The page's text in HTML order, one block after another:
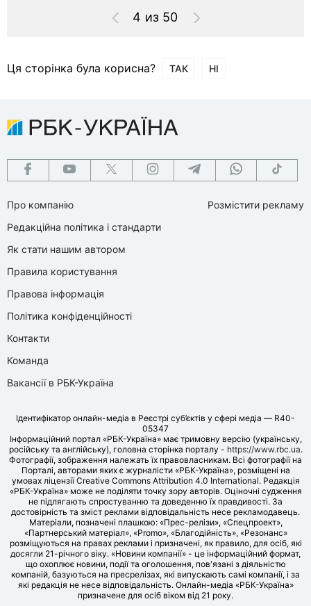
4 из 50
Ця сторінка була корисна? ТАК НІ
Про компанію
Редакційна політика і стандарти
Як стати нашим автором
Правила користування
Правова інформація
Політика конфіденційності
Контакти
Команда
Вакансії в РБК-Україна
Розмістити рекламу
Ідентифікатор онлайн-медіа в Реєстрі суб’єктів у сфері медіа — R40-
05347
Інформаційний портал «РБК-Україна» має тримовну версію (українську,
російську та англійську), головна сторінка порталу - https://www.rbc.ua.
Фотографії, зображення належать їх правовласникам. Всі фотографії на
Порталі, авторами яких є журналісти «РБК-Україна», розміщені на
умовах ліцензії Creative Commons Attribution 4.0 International. Редакція
«РБК-Україна» може не поділяти точку зору авторів. Оціночні судження
не підлягають спростуванню та доведенню їх правдивості. За
достовірність та зміст реклами відповідальність несе рекламодавець.
Матеріали, позначені плашкою: «Прес-релізи», «Спецпроект»,
«Партнерський матеріал», «Promo», «Благодійність», «Резонанс»
розміщуються на правах реклами і призначені, як правило, для осіб, які
досягли 21-річного віку. «Новини компанії» - це інформаційний формат,
що охоплює новини, події та оголошення, пов'язані з діяльністю
компаній, базуються на пресрелізах, які випускають самі компанії, і за
які редакція не несе відповідальність. Онлайн-медіа «РБК-Україна»
призначене для осіб віком від 21 року.